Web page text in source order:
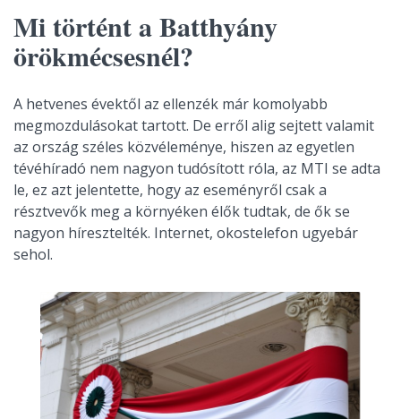
Mi történt a Batthyány
örökmécsesnél?
A hetvenes évektől az ellenzék már komolyabb
megmozdulásokat tartott. De erről alig sejtett valamit
az ország széles közvéleménye, hiszen az egyetlen
tévéhíradó nem nagyon tudósított róla, az MTI se adta
le, ez azt jelentette, hogy az eseményről csak a
résztvevők meg a környéken élők tudtak, de ők se
nagyon híresztelték. Internet, okostelefon ugyebár
sehol.